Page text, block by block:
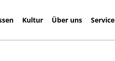
Kultur Über uns Service